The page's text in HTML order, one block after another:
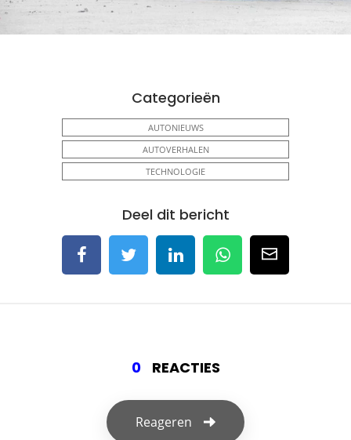
Categorieën
AUTONIEUWS
AUTOVERHALEN
TECHNOLOGIE
Deel dit bericht
0 REACTIES
Reageren